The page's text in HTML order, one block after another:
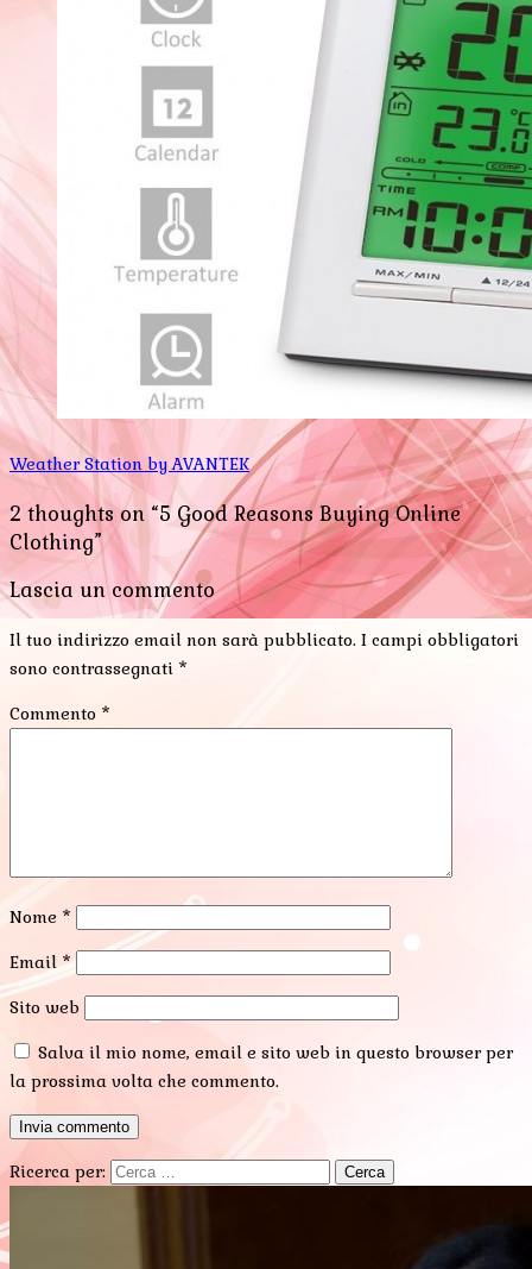
Weather Station by AVANTEK
2 thoughts on “5 Good Reasons Buying Online
Clothing”
Lascia un commento
Il tuo indirizzo email non sarà pubblicato. I campi obbligatori
sono contrassegnati *
Commento *
Nome *
Email*
Sito web
Salva il mio nome, email e sito web in questo browser per
la prossima volta che commento.
Ricerca per: